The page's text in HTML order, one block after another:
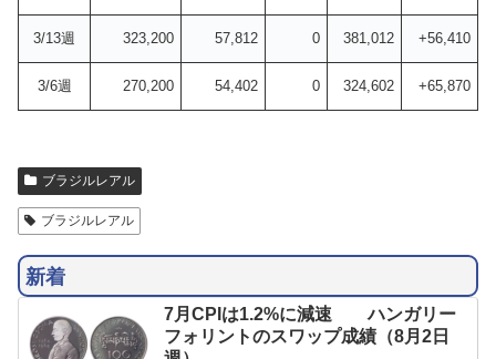
3/13週 323,200 57,812 0 381,012 +56,410
3/6週 270,200 54,402 0 324,602 +65,870
ブラジルレアル
ブラジルレアル
新着
7月CPIは1.2%に減速 ハンガリー
フォリントのスワップ成績（8月2日